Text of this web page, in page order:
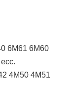
6M61 6M60
4M50 4M51